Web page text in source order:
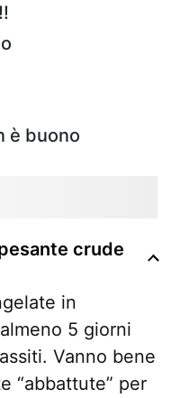
è buono
crude
in
5 giorni
Vanno bene
“abbattute” per